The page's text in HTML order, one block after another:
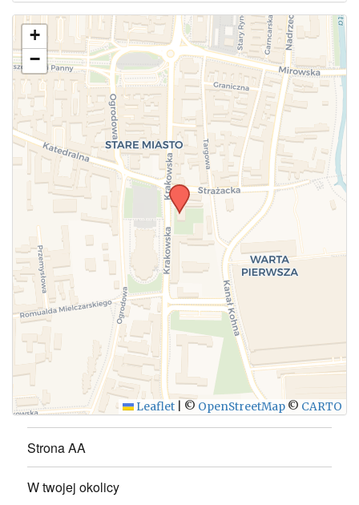
Użyj tego formularza aby przesłać informację o
zmianach w powyższym mityngu.
WYŚLIJ
+
−
Leaflet © OpenStreetMap © CARTO
Strona AA
W twojej okolicy